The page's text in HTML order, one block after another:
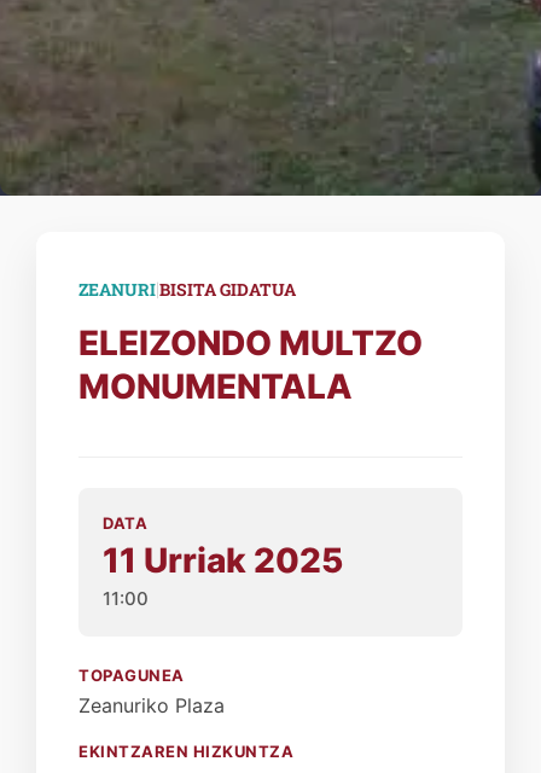
ZEANURI|BISITA GIDATUA
ELEIZONDO MULTZO
MONUMENTALA
DATA
11 Urriak 2025
11:00
TOPAGUNEA
Zeanuriko Plaza
EKINTZAREN HIZKUNTZA